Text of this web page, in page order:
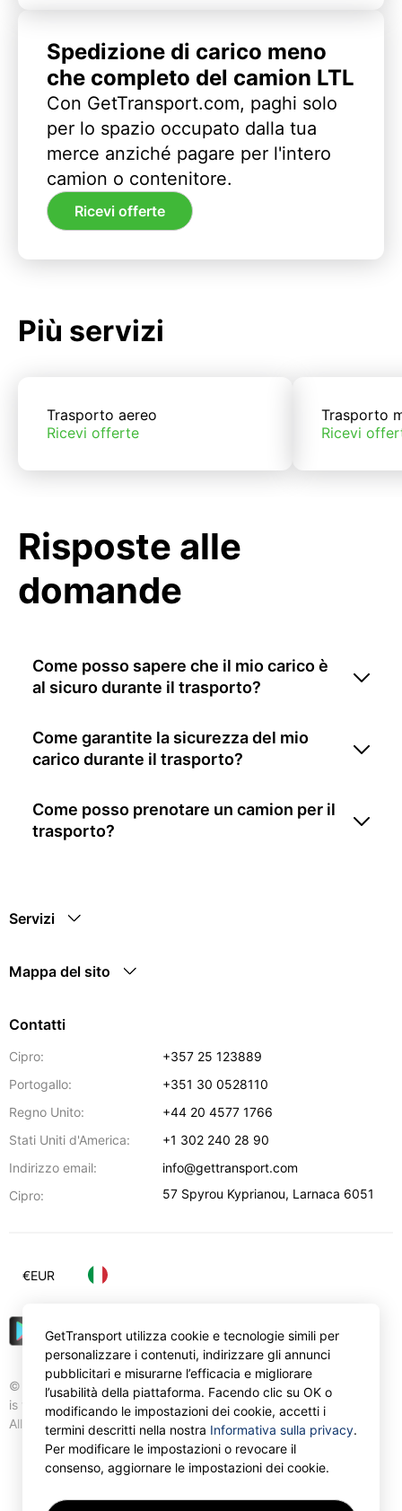
Spedizione di carico meno
che completo del camion LTL
Con GetTransport.com, paghi solo
per lo spazio occupato dalla tua
merce anziché pagare per l'intero
camion o contenitore.
Ricevi offerte
Più servizi
Trasporto aereo
Ricevi offerte
Trasporto
Ricevi
Risposte alle
domande
Come posso sapere che il mio carico è
al sicuro durante il trasporto?
Come garantite la sicurezza del mio
carico durante il trasporto?
Come posso prenotare un camion per il
trasporto?
Servizi
Mappa del sito
Contatti
Cipro:
+357 25 123889
Portogallo:
+351 30 0528110
Regno Unito:
+44 20 4577 1766
Stati Uniti d'America:
+1 302 240 28 90
Indirizzo email:
info@gettransport.com
Cipro:
57 Spyrou Kyprianou, Larnaca 6051
© Gettransport International Limited. GetTransport®
is trademark of Gettransport International Limited.
All rights reserved.
€EUR
GetTransport utilizza cookie e tecnologie simili per
personalizzare i contenuti, indirizzare gli annunci
pubblicitari e misurarne l’efficacia e migliorare
l’usabilità della piattaforma. Facendo clic su OK o
modificando le impostazioni dei cookie, accetti i
termini descritti nella nostra Informativa sulla privacy.
Per modificare le impostazioni o revocare il
consenso, aggiornare le impostazioni dei cookie.